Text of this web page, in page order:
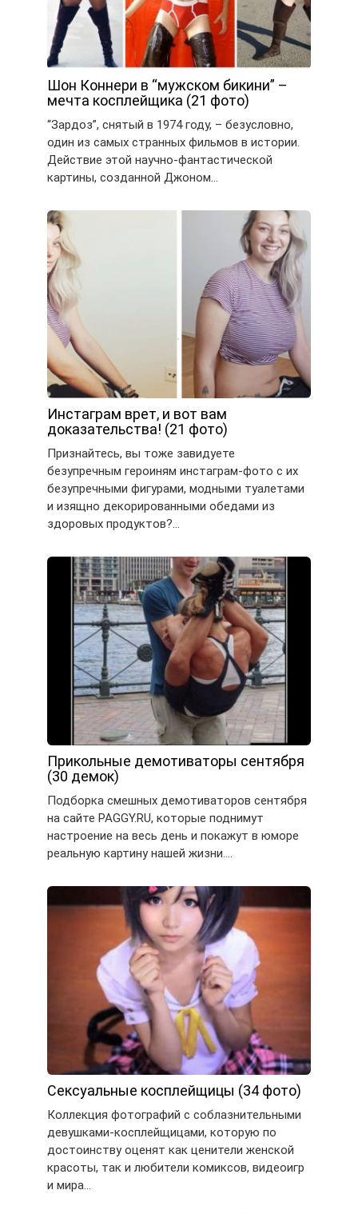
Шон Коннери в “мужском бикини” –
мечта косплейщика (21 фото)
“Зардоз”, снятый в 1974 году, – безусловно,
один из самых странных фильмов в истории.
Действие этой научно-фантастической
картины, созданной Джоном…
Инстаграм врет, и вот вам
доказательства! (21 фото)
Признайтесь, вы тоже завидуете
безупречным героиням инстаграм-фото с их
безупречными фигурами, модными туалетами
и изящно декорированными обедами из
здоровых продуктов?…
Прикольные демотиваторы сентября
(30 демок)
Подборка смешных демотиваторов сентября
на сайте PAGGY.RU, которые поднимут
настроение на весь день и покажут в юморе
реальную картину нашей жизни….
Сексуальные косплейщицы (34 фото)
Коллекция фотографий с соблазнительными
девушками-косплейщицами, которую по
достоинству оценят как ценители женской
красоты, так и любители комиксов, видеоигр
и мира…